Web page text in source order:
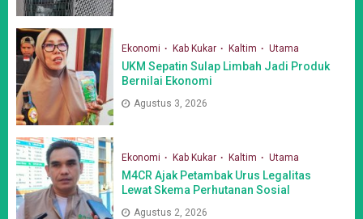
Ekonomi Kab Kukar Kaltim Utama
UKM Sepatin Sulap Limbah Jadi Produk
Bernilai Ekonomi
Agustus 3, 2026
Ekonomi Kab Kukar Kaltim Utama
M4CR Ajak Petambak Urus Legalitas
Lewat Skema Perhutanan Sosial
Agustus 2, 2026